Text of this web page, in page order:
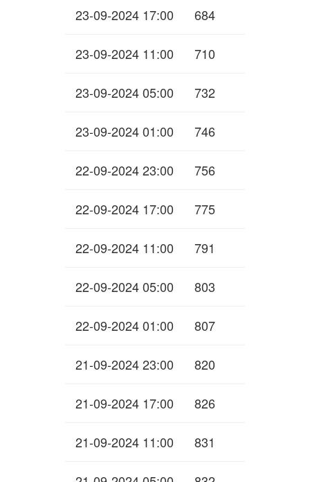
23-09-2024 17:00 684
23-09-2024 11:00 710
23-09-2024 05:00 732
23-09-2024 01:00 746
22-09-2024 23:00 756
22-09-2024 17:00 775
22-09-2024 11:00 791
22-09-2024 05:00 803
22-09-2024 01:00 807
21-09-2024 23:00 820
21-09-2024 17:00 826
21-09-2024 11:00 831